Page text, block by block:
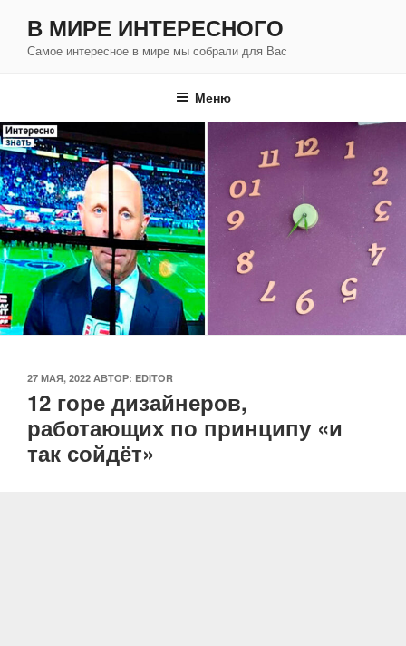
содержимому
В МИРЕ ИНТЕРЕСНОГО
Самое интересное в мире мы собрали для Вас
Меню
ОПУБЛИКОВАНО
27 МАЯ, 2022 АВТОР: EDITOR
12 горе дизайнеров,
работающих по принципу «и
так сойдёт»